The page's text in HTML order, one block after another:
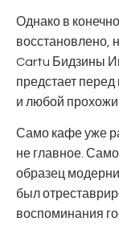
Однако в
восстановлено,
Cartu Бидзины
предстает перед
и любой
Само кафе уже
не главное.
образец
был
воспоминания